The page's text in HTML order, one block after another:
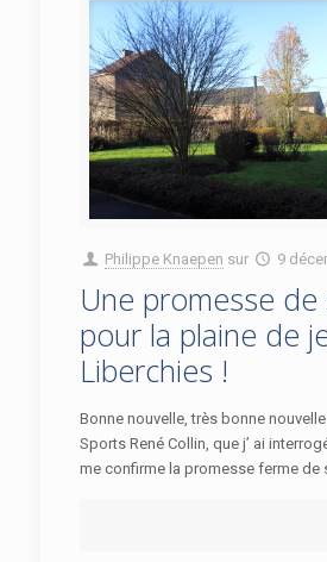
Philippe Knaepen sur 9
Une promesse de
pour la plaine de
Liberchies !
Bonne nouvelle, très bonne
Sports René Collin, que j’ ai
me confirme la promesse ferme de